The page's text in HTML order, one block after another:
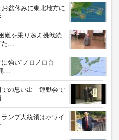
お盆休みに東北地方に
…
難を乗り越え挑戦続
た…
強い“ノロノロ台
…
での思い出 運動会で
…
ンプ大統領はホワイ
…